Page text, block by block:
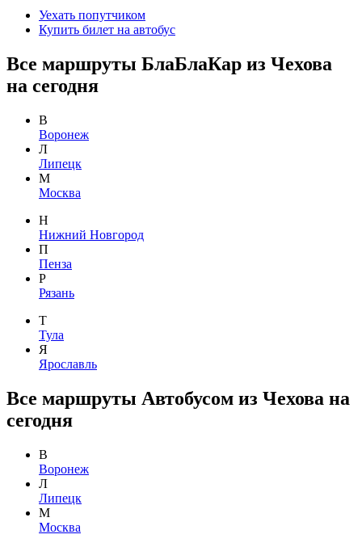
Уехать попутчиком
Купить билет на автобус
Все маршруты БлаБлаКар из Чехова
на сегодня
В
Воронеж
Л
Липецк
М
Москва
Н
Нижний Новгород
П
Пенза
Р
Рязань
Т
Тула
Я
Ярославль
Все маршруты Автобусом из Чехова на
сегодня
В
Воронеж
Л
Липецк
М
Москва